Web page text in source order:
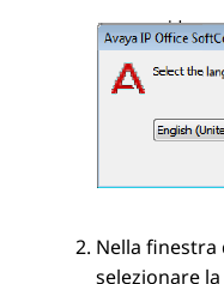
Nella
selezionare